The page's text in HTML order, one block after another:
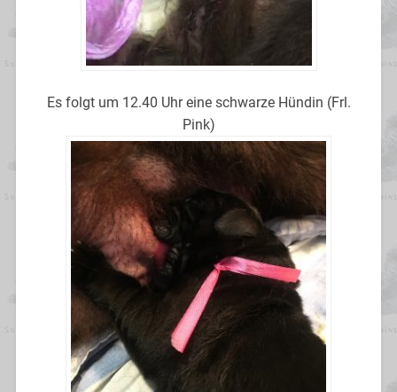
Es folgt um 12.40 Uhr eine schwarze Hündin (Frl.
Pink)